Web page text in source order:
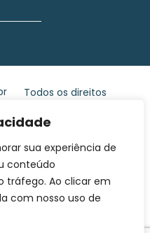
sua experiência de
conteúdo
tráfego. Ao clicar em
com nosso uso de
Todos os direitos
BRASSCOM |
desenvolvido porGim
Digital